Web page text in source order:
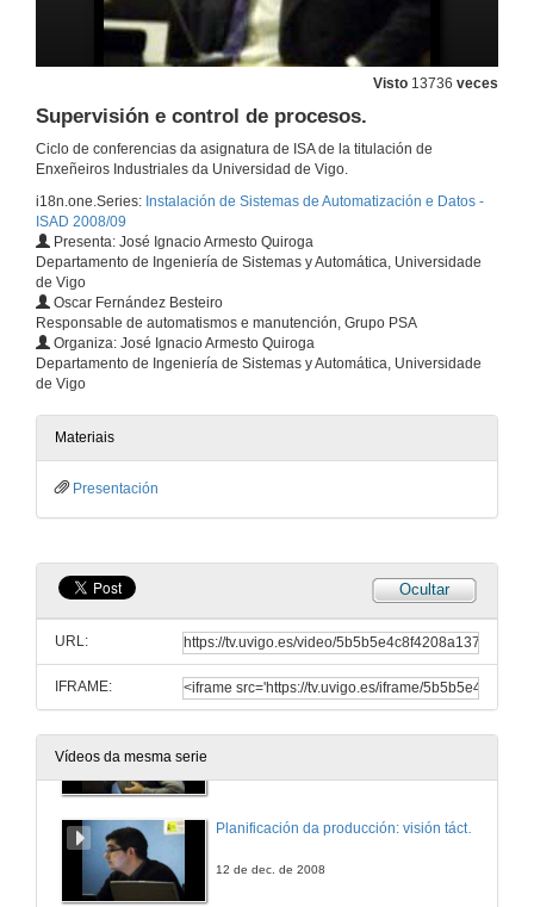
Visto 13736 veces
Supervisión e control de procesos.
Ciclo de conferencias da asignatura de ISA de la titulación de
Enxeñeiros Industriales da Universidad de Vigo.
i18n.one.Series: Instalación de Sistemas de Automatización e Datos -
ISAD 2008/09
Presenta: José Ignacio Armesto Quiroga
Departamento de Ingeniería de Sistemas y Automática, Universidade
de Vigo
Oscar Fernández Besteiro
Responsable de automatismos e manutención, Grupo PSA
Organiza: José Ignacio Armesto Quiroga
Departamento de Ingeniería de Sistemas y Automática, Universidade
de Vigo
Materiais
Presentación
Ocultar
URL:
IFRAME:
Vídeos da mesma serie
31 de out. de 2008
Siemens PLM: Teamcenter.
7 de nov. de 2008
As NNT e as TIC o servicio da planta.
21 de nov. de 2008
5 de dec. de 2008
Planificación da producción: visión táctica e estratéxica nun entorno industrial
12 de dec. de 2008